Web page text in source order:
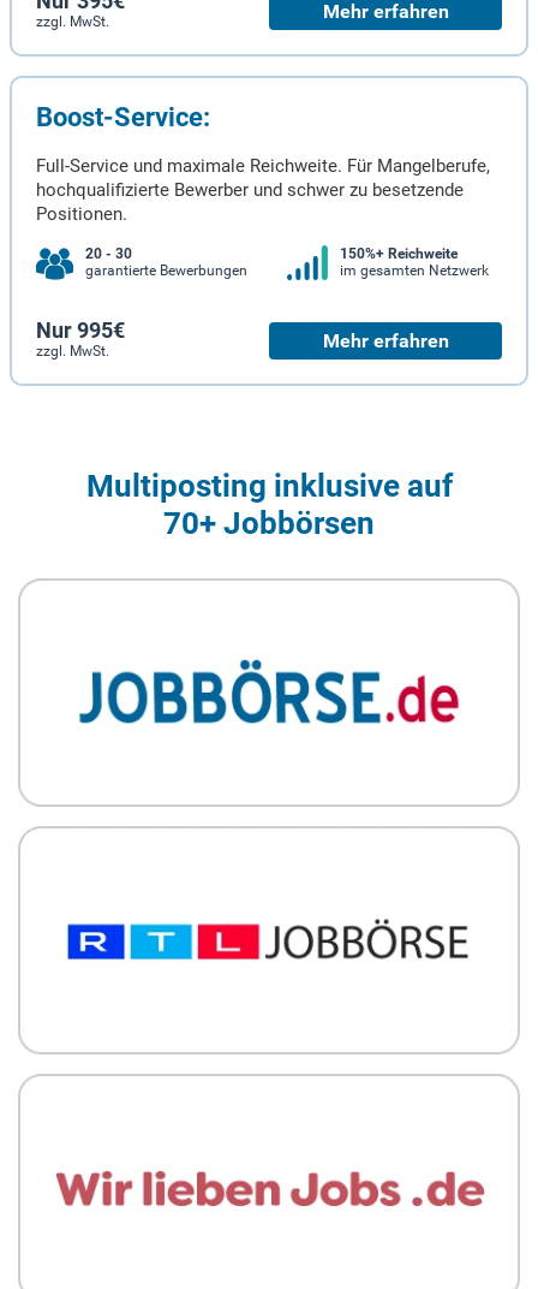
zzgl. MwSt. Mehr erfahren
Boost-Service:
Full-Service und maximale Reichweite. Für Mangelberufe,
hochqualifizierte Bewerber und schwer zu besetzende
Positionen.
20 - 30
garantierte Bewerbungen
150%+ Reichweite
im gesamten Netzwerk
Nur 995€
zzgl. MwSt. Mehr erfahren
Multiposting inklusive auf
70+ Jobbörsen